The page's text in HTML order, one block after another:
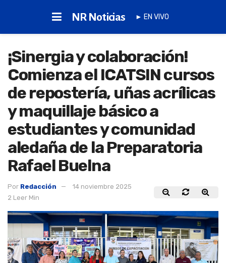
NR Noticias ► EN VIVO
¡Sinergia y colaboración!
Comienza el ICATSIN cursos
de repostería, uñas acrílicas
y maquillaje básico a
estudiantes y comunidad
aledaña de la Preparatoria
Rafael Buelna
Por Redacción
14 noviembre 2025
2 Leer Min